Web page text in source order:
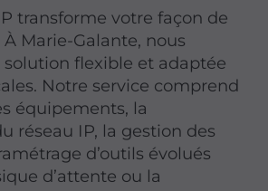
transforme votre façon de
Marie-Galante, nous
solution flexible et adaptée
Notre service comprend
équipements, la
réseau IP, la gestion des
d’outils évolués
d’attente ou la